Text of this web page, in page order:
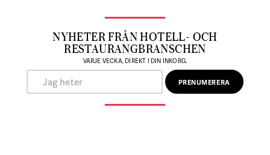
NYHETER FRÅN HOTELL- OCH
RESTAURANGBRANSCHEN
VARJE VECKA, DIREKT I DIN INKORG.